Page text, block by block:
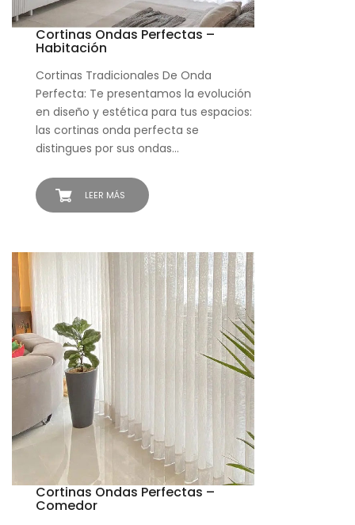
LEER MÁS
Cortinas Ondas Perfectas –
Habitación
Cortinas Tradicionales De Onda
Perfecta: Te presentamos la evolución
en diseño y estética para tus espacios:
las cortinas onda perfecta se
distingues por sus ondas…
Cortinas Ondas Perfectas –
Comedor